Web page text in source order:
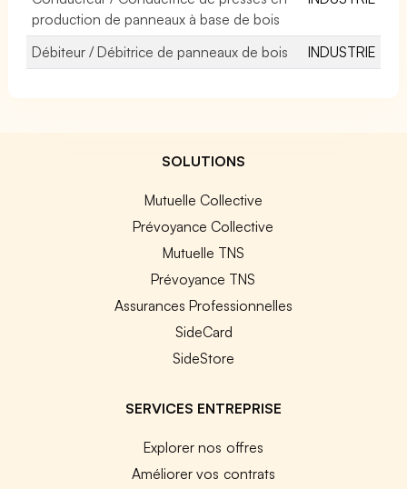
production de panneaux à base de bois
Débiteur / Débitrice de panneaux de bois INDUSTRIE
SOLUTIONS
Mutuelle Collective
Prévoyance Collective
Mutuelle TNS
Prévoyance TNS
Assurances Professionnelles
SideCard
SideStore
SERVICES ENTREPRISE
Explorer nos offres
Améliorer vos contrats